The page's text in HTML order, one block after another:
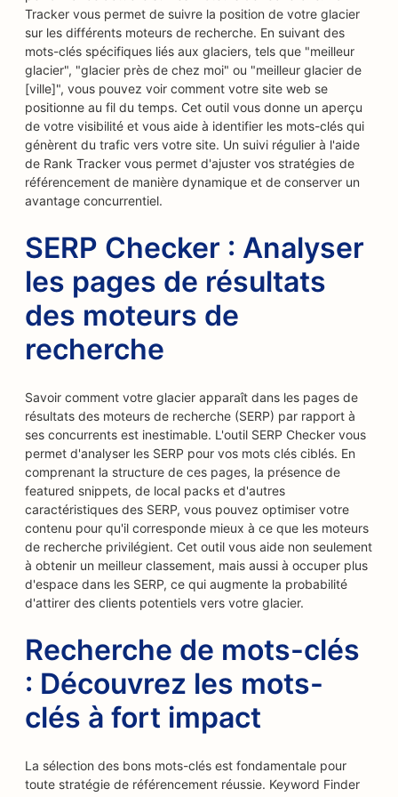
Tracker vous permet de suivre la position de votre glacier
sur les différents moteurs de recherche. En suivant des
mots-clés spécifiques liés aux glaciers, tels que "meilleur
glacier", "glacier près de chez moi" ou "meilleur glacier de
[ville]", vous pouvez voir comment votre site web se
positionne au fil du temps. Cet outil vous donne un aperçu
de votre visibilité et vous aide à identifier les mots-clés qui
génèrent du trafic vers votre site. Un suivi régulier à l'aide
de Rank Tracker vous permet d'ajuster vos stratégies de
référencement de manière dynamique et de conserver un
avantage concurrentiel.
SERP Checker : Analyser
les pages de résultats
des moteurs de
recherche
Savoir comment votre glacier apparaît dans les pages de
résultats des moteurs de recherche (SERP) par rapport à
ses concurrents est inestimable. L'outil SERP Checker vous
permet d'analyser les SERP pour vos mots clés ciblés. En
comprenant la structure de ces pages, la présence de
featured snippets, de local packs et d'autres
caractéristiques des SERP, vous pouvez optimiser votre
contenu pour qu'il corresponde mieux à ce que les moteurs
de recherche privilégient. Cet outil vous aide non seulement
à obtenir un meilleur classement, mais aussi à occuper plus
d'espace dans les SERP, ce qui augmente la probabilité
d'attirer des clients potentiels vers votre glacier.
Recherche de mots-clés
: Découvrez les mots-
clés à fort impact
La sélection des bons mots-clés est fondamentale pour
toute stratégie de référencement réussie. Keyword Finder